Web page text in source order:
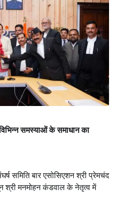
समस्याओं के समाधान का
समिति बार एसोसिएशन श्री प्रेमचंद
श्री मनमोहन कंडवाल के नेतृत्व में